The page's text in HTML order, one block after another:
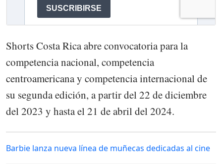
Shorts Costa Rica abre convocatoria para la
competencia nacional, competencia
centroamericana y competencia internacional de
su segunda edición, a partir del 22 de diciembre
del 2023 y hasta el 21 de abril del 2024.
Barbie lanza nueva línea de muñecas dedicadas al cine